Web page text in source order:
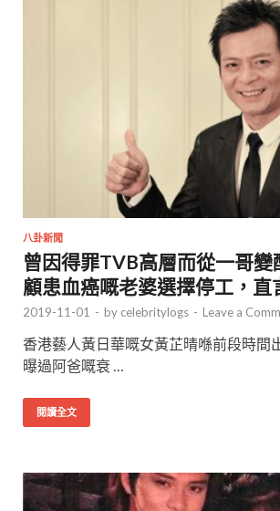
八卦新聞
曾因得罪TVB高層而從一哥變
顧患血癌嘅老婆選擇停工，直
2019-11-01 - by celebritylogs - Leave a
香港藝人黃日華嘅女黃芷晴喺前段時間
曝過阿爸嘅衰 …
閱讀全文